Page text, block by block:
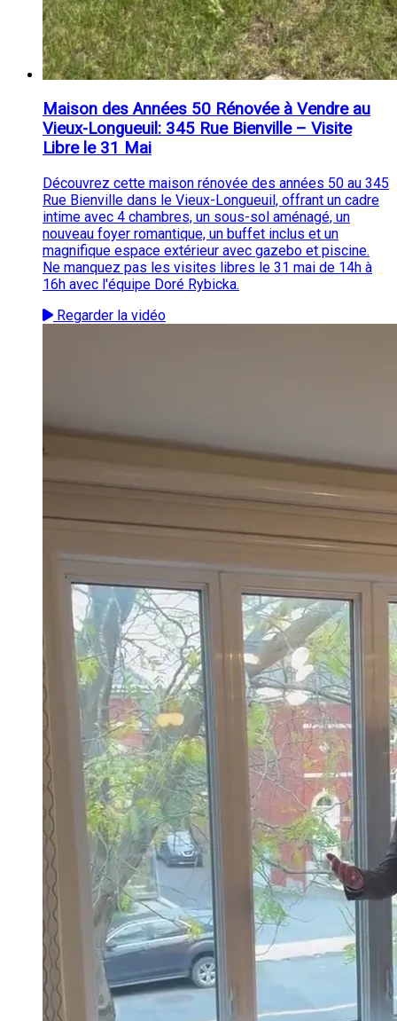
Maison des Années 50 Rénovée à Vendre au
Vieux-Longueuil: 345 Rue Bienville – Visite
Libre le 31 Mai
Découvrez cette maison rénovée des années 50 au 345
Rue Bienville dans le Vieux-Longueuil, offrant un cadre
intime avec 4 chambres, un sous-sol aménagé, un
nouveau foyer romantique, un buffet inclus et un
magnifique espace extérieur avec gazebo et piscine.
Ne manquez pas les visites libres le 31 mai de 14h à
16h avec l'équipe Doré Rybicka.
Regarder la vidéo